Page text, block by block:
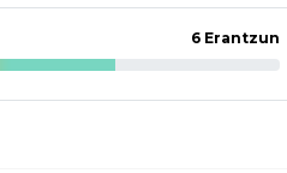
6 Erantzun